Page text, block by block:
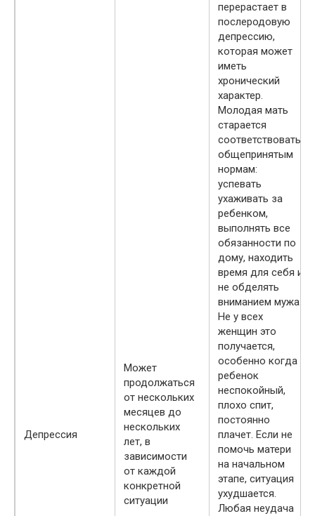
Депрессия
Может
продолжаться
от нескольких
месяцев до
нескольких
лет, в
зависимости
от каждой
конкретной
ситуации
перерастает в
послеродовую
депрессию,
которая может
иметь
хронический
характер.
Молодая мать
старается
соответствовать
общепринятым
нормам:
успевать
ухаживать за
ребенком,
выполнять все
обязанности по
дому, находить
время для себя и
не обделять
вниманием мужа.
Не у всех
женщин это
получается,
особенно когда
ребенок
неспокойный,
плохо спит,
постоянно
плачет. Если не
помочь матери
на начальном
этапе, ситуация
ухудшается.
Любая неудача